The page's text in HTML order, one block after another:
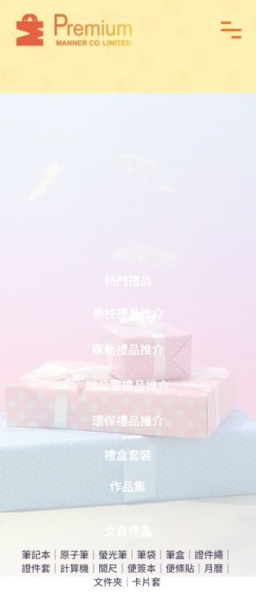
熱門禮品
學校禮品推介
運動禮品推介
辦公室禮品推介
環保禮品推介
禮盒套裝
作品集
​文具禮品
筆記本 ｜ 原子筆 ｜ 螢光筆 ｜ 筆袋 ｜ 筆盒 ｜ 證件繩 ｜
證件套 ｜ 計算機 ｜ 間尺 ｜ 便簽本 ｜ 便條貼 ｜ 月曆 ｜
文件夾 ｜ 卡片套